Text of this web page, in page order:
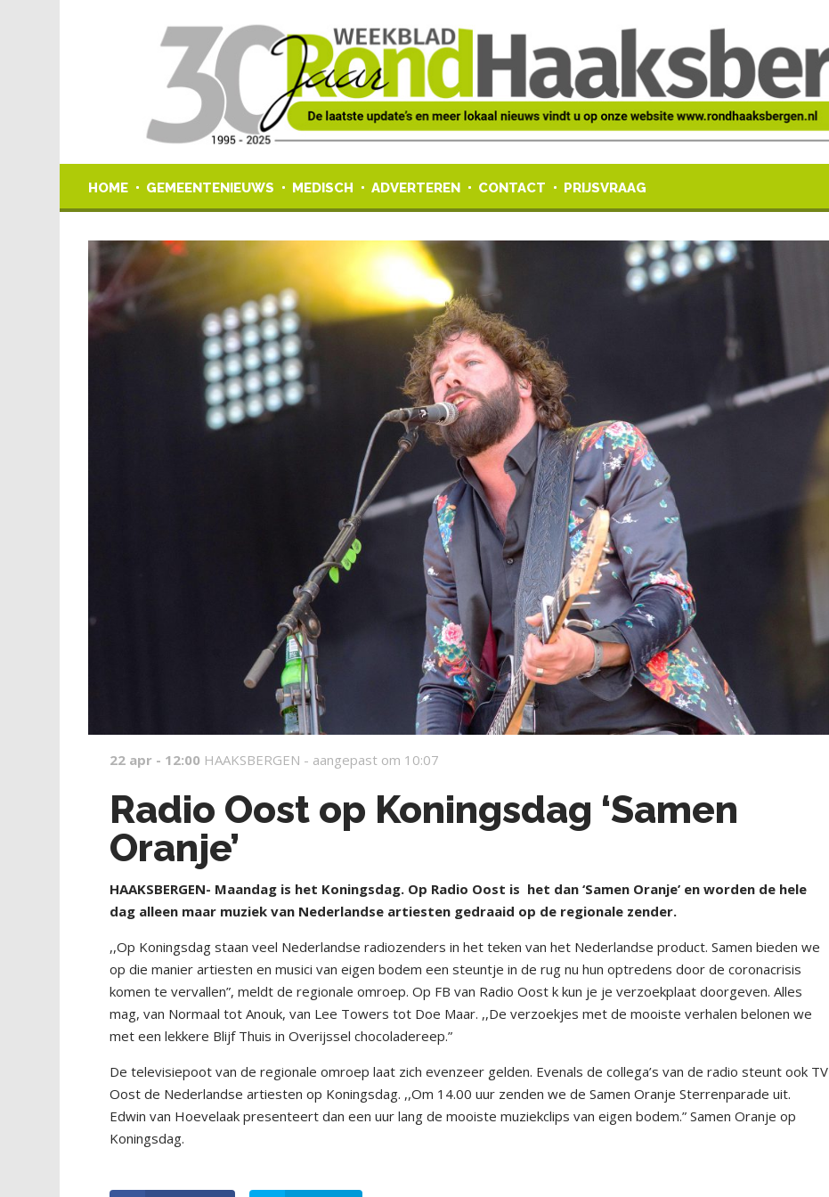
HOME GEMEENTENIEUWS MEDISCH ADVERTEREN CONTACT PRIJSVRAAG
22 apr - 12:00 HAAKSBERGEN - aangepast om 10:07
Radio Oost op Koningsdag ‘Samen
Oranje’
HAAKSBERGEN- Maandag is het Koningsdag. Op Radio Oost is het dan ‘Samen Oranje’ en worden de hele
dag alleen maar muziek van Nederlandse artiesten gedraaid op de regionale zender.
,,Op Koningsdag staan veel Nederlandse radiozenders in het teken van het Nederlandse product. Samen bieden we
op die manier artiesten en musici van eigen bodem een steuntje in de rug nu hun optredens door de coronacrisis
komen te vervallen”, meldt de regionale omroep. Op FB van Radio Oost k kun je je verzoekplaat doorgeven. Alles
mag, van Normaal tot Anouk, van Lee Towers tot Doe Maar. ,,De verzoekjes met de mooiste verhalen belonen we
met een lekkere Blijf Thuis in Overijssel chocoladereep.”
De televisiepoot van de regionale omroep laat zich evenzeer gelden. Evenals de collega’s van de radio steunt ook TV
Oost de Nederlandse artiesten op Koningsdag. ,,Om 14.00 uur zenden we de Samen Oranje Sterrenparade uit.
Edwin van Hoevelaak presenteert dan een uur lang de mooiste muziekclips van eigen bodem.” Samen Oranje op
Koningsdag.